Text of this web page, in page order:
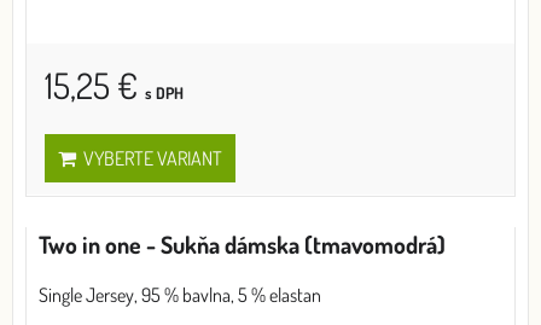
15,25 € s DPH
VYBERTE VARIANT
Two in one - Sukňa dámska (tmavomodrá)
Single Jersey, 95 % bavlna, 5 % elastan